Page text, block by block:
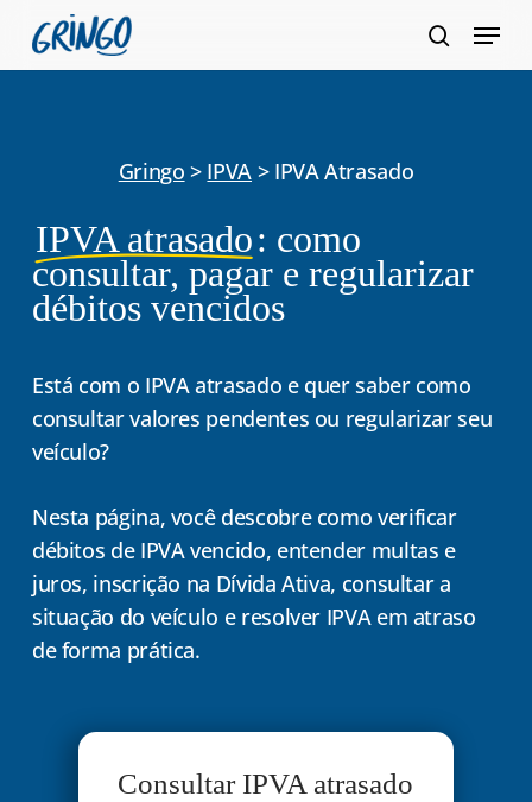
Pular
para
Menu
Gringo > IPVA > IPVA Atrasado
IPVA atrasado: como
consultar, pagar e regularizar
débitos vencidos
Está com o IPVA atrasado e quer saber como
consultar valores pendentes ou regularizar seu
veículo?
Nesta página, você descobre como verificar
débitos de IPVA vencido, entender multas e
juros, inscrição na Dívida Ativa, consultar a
situação do veículo e resolver IPVA em atraso
de forma prática.
Consultar IPVA atrasado